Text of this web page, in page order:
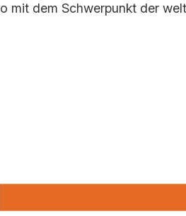
mit dem Schwerpunkt der